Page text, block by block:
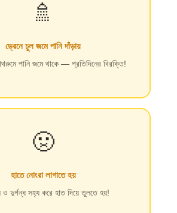
🚿
ড্রেনে চুল জমে পানি দাঁড়ায়
পানি জমে থাকে — প্রতিদিনের বিরক্তি!
🤢
হাতে নোংরা লাগাতে হয়
ও দুর্গন্ধ সহ্য করে হাত দিয়ে তুলতে হয়!